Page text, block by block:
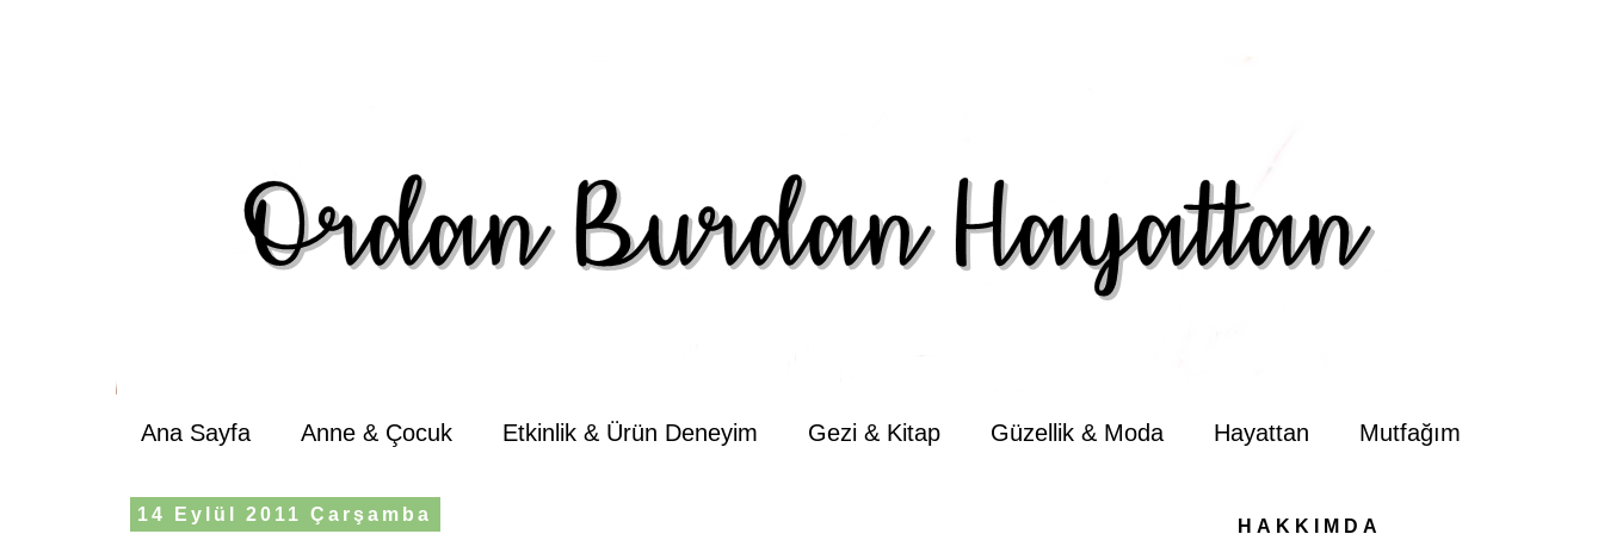
Ana Sayfa Anne & Çocuk Etkinlik & Ürün Deneyim Gezi & Kitap Güzellik & Moda Hayattan Mutfağım
14 Eylül 2011 Çarşamba
HAKKIMDA